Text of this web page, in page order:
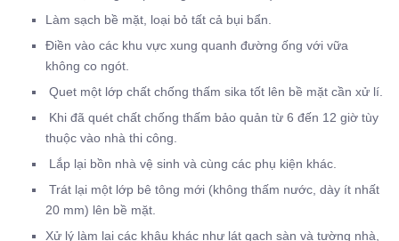
Làm sạch bề mặt, loại bỏ tất cả bụi bẩn.
Điền vào các khu vực xung quanh đường ống với vữa
không co ngót.
Quet một lớp chất chống thấm sika tốt lên bề mặt cần xử lí.
Khi đã quét chất chống thấm bảo quản từ 6 đến 12 giờ tùy
thuộc vào nhà thi công.
Lắp lại bồn nhà vệ sinh và cùng các phụ kiện khác.
Trát lại một lớp bê tông mới (không thấm nước, dày ít nhất
20 mm) lên bề mặt.
Xử lý làm lại các khâu khác như lát gạch sàn và tường nhà,